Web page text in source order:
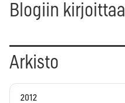
Blogiin kirjoittaa
Arkisto
2012